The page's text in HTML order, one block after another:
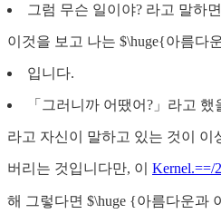
그럼 무슨 일이야? 라고 말하
이것을 보고 나는 $\huge{아름다
입니다.
「그러니까 어땠어?」라고
라고 자신이 말하고 있는 것이 이
버리는 것입니다만, 이 Kernel.==/2
해 그렇다면 $\huge {아름다운과